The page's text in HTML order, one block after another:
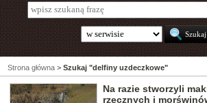
Strona główna > Szukaj "delfiny uzdeczkowe"
Na razie stworzyli
rzecznych i